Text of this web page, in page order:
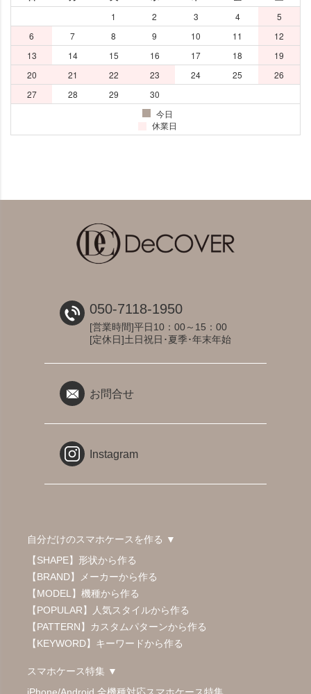
050-7118-1950
[営業時間]平日10：00～15：00
[定休日]土日祝日･夏季･年末年始
お問合せ
Instagram
自分だけのスマホケースを作る ▼
【SHAPE】形状から作る
【BRAND】メーカーから作る
【MODEL】機種から作る
【POPULAR】人気スタイルから作る
【PATTERN】カスタムパターンから作る
【KEYWORD】キーワードから作る
スマホケース特集 ▼